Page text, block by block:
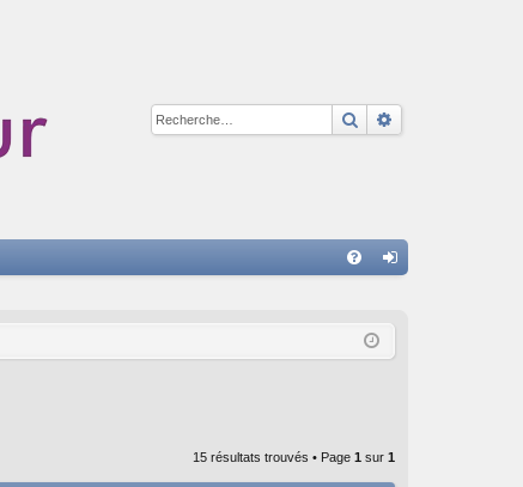
Rechercher
ne
15 résultats trouvés • Page 1 sur 1